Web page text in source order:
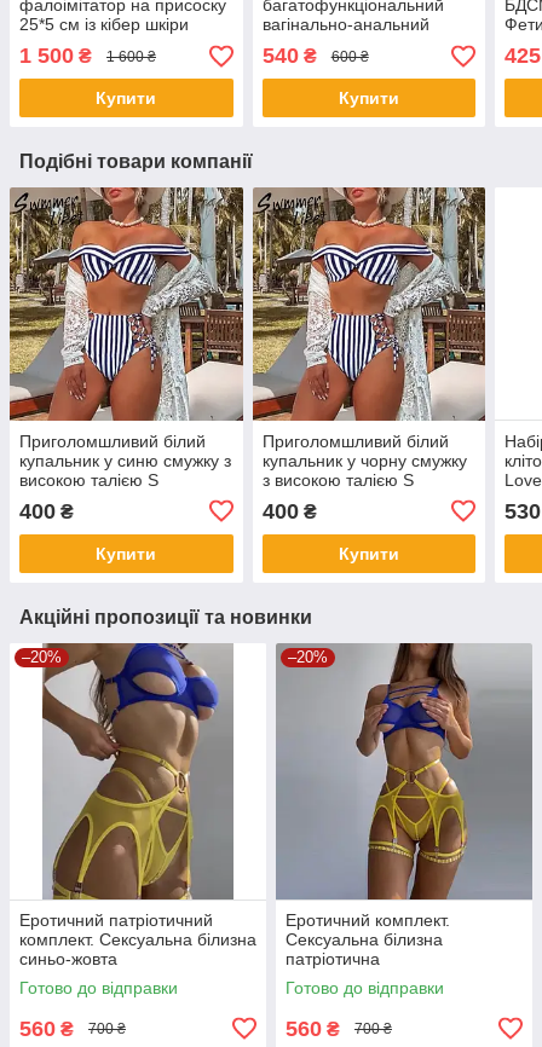
фалоімітатор на присоску
25*5 см із кібер шкіри
1 500 ₴ 1 600 ₴
Купити
багатофункціональний
вагінально-анальний
вібратор 22 см
540₴ 600 ₴
Купити
425
Подібні товари компанії
Приголомшливий білий
купальник у синю смужку з
високою талією S
400 ₴
Купити
Приголомшливий білий
купальник у чорну смужку
з високою талією S
400₴
Купити
530
Акційні пропозиції та новинки
–20%
Еротичний патріотичний
комплект. Сексуальна білизна
синьо-жовта
Готово до відправки
560 ₴ 700 ₴
–20%
Еротичний комплект.
Сексуальна білизна
патріотична
Готово до відправки
560 ₴ 700 ₴